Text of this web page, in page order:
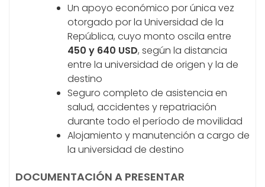
Un apoyo económico por única vez
otorgado por la Universidad de la
República, cuyo monto oscila entre
450 y 640 USD, según la distancia
entre la universidad de origen y la de
destino
Seguro completo de asistencia en
salud, accidentes y repatriación
durante todo el período de movilidad
Alojamiento y manutención a cargo de
la universidad de destino
DOCUMENTACIÓN A PRESENTAR